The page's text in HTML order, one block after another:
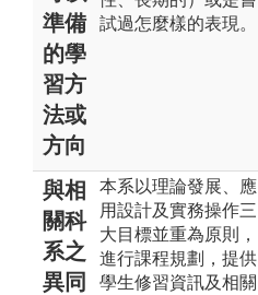
準備
的學
習方
法或
方向
試過怎麼樣的表現。
與相
關科
系之
異同
本系以理論發展、應
用設計及實務操作三
大目標並重為原則，
進行課程規劃，提供
學生修習資訊及相關